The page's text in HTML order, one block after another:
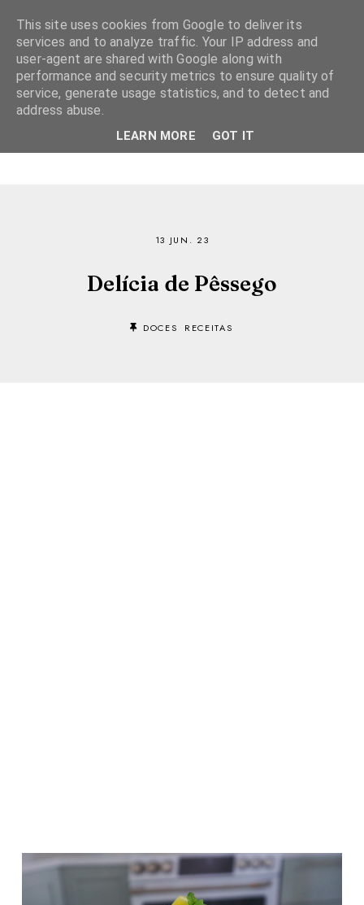
13 JUN. 23
Delícia de Pêssego
DOCES RECEITAS
This site uses cookies from Google to deliver its
services and to analyze traffic. Your IP address and
user-agent are shared with Google along with
performance and security metrics to ensure quality of
service, generate usage statistics, and to detect and
address abuse.
LEARN MORE GOT IT